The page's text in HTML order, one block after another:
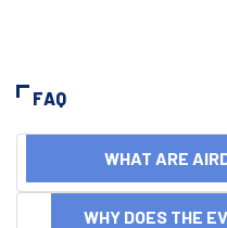
FAQ
WHAT ARE
WHY DOES THE